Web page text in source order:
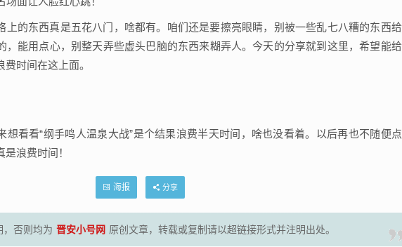
上的东西真是五花八门，啥都有。咱们还是要擦亮眼睛，别被一些乱七八糟的东西给
，能用点心，别整天弄些虚头巴脑的东西来糊弄人。今天的分享就到这里，希望能给
时间在这上面。
想看看“纲手鸣人温泉大战”是个结果浪费半天时间，啥也没看着。以后再也不随便点
浪费时间！
海报 分享
，否则均为 晋安小号网 原创文章，转载或复制请以超链接形式并注明出处。